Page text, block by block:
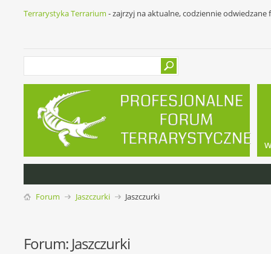
Terrarystyka Terrarium - zajrzyj na aktualne, codziennie
Forum Jaszczurki Jaszczurki
Forum: Jaszczurki